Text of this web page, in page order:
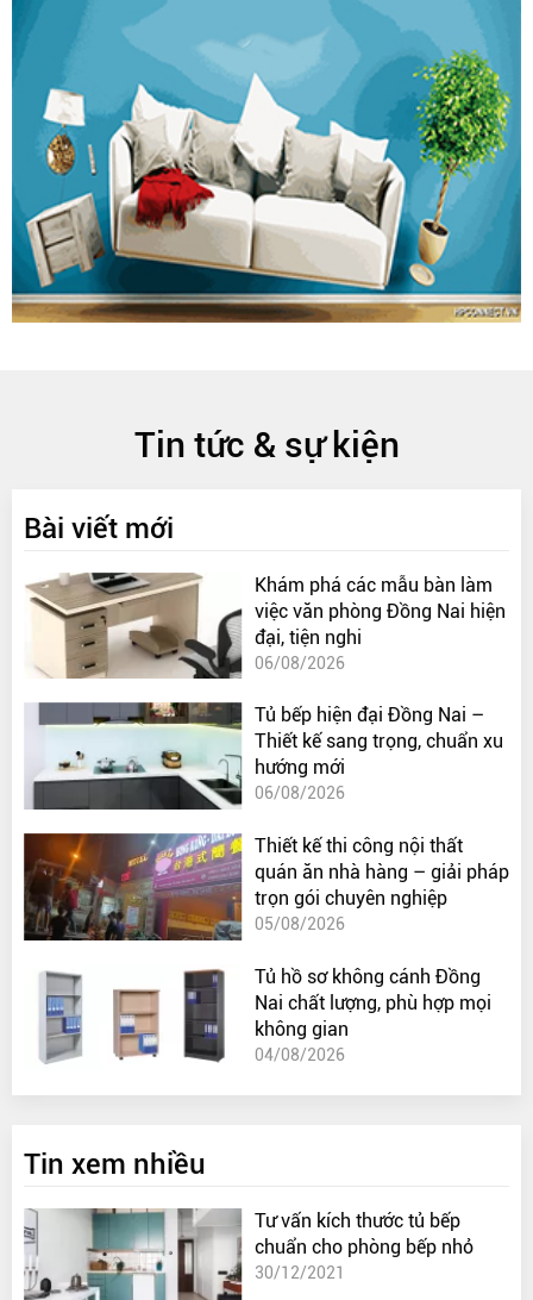
Tin tức & sự kiện
Bài viết mới
Khám phá các mẫu bàn làm
việc văn phòng Đồng Nai hiện
đại, tiện nghi
06/08/2026
Tủ bếp hiện đại Đồng Nai –
Thiết kế sang trọng, chuẩn xu
hướng mới
06/08/2026
Thiết kế thi công nội thất
quán ăn nhà hàng – giải pháp
trọn gói chuyên nghiệp
05/08/2026
Tủ hồ sơ không cánh Đồng
Nai chất lượng, phù hợp mọi
không gian
04/08/2026
Tin xem nhiều
Tư vấn kích thước tủ bếp
chuẩn cho phòng bếp nhỏ
30/12/2021